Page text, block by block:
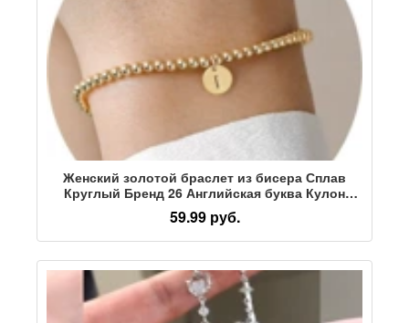
Женский золотой браслет из бисера Сплав
Круглый Бренд 26 Английская буква Кулон
Эластичный веревочный браслет Женский
золотой браслет из бисера с буквами
59.99 руб.